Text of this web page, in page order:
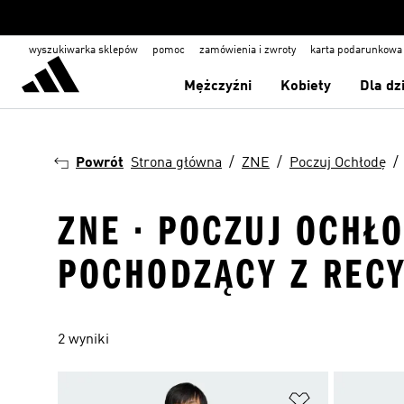
wyszukiwarka sklepów pomoc zamówienia i zwroty karta podarunkowa
Mężczyźni Kobiety Dla
Powrót Strona główna ZNE Poczuj Ochłodę
ZNE · POCZUJ
POCHODZĄCY Z
2 wyniki